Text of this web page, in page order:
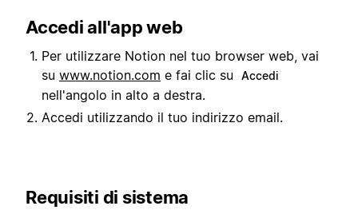
Accedi all'app web
Per utilizzare Notion nel tuo browser web, vai
su www.notion.com e fai clic su Accedi
nell'angolo in alto a destra.
Accedi utilizzando il tuo indirizzo email.
Requisiti di sistema